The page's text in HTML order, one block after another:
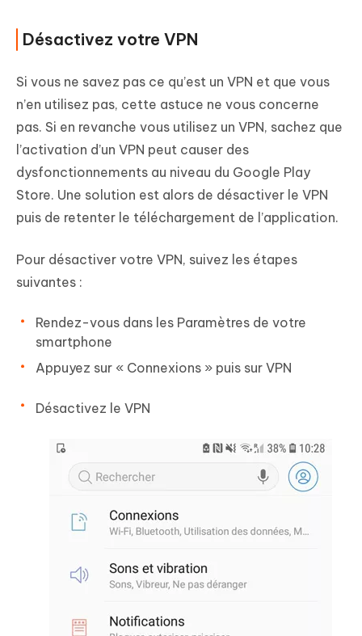
Désactivez votre VPN
Si vous ne savez pas ce qu’est un VPN et que vous
n’en utilisez pas, cette astuce ne vous concerne
pas. Si en revanche vous utilisez un VPN, sachez que
l’activation d’un VPN peut causer des
dysfonctionnements au niveau du Google Play
Store. Une solution est alors de désactiver le VPN
puis de retenter le téléchargement de l’application.
Pour désactiver votre VPN, suivez les étapes
suivantes :
Rendez-vous dans les Paramètres de votre
smartphone
Appuyez sur « Connexions » puis sur VPN
Désactivez le VPN